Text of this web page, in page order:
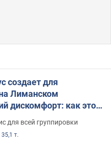
создает для
Лиманском
дискомфорт: как это
для всей группировки
35,1 т.